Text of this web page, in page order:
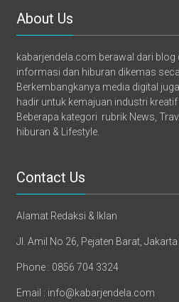
About Us
kabarjendela.com berawal dari blog
informasi dan hiburan dikemas
Berkembangkanya media digital
hadir untuk kemajuan industri kreatif
Beberapa kategori rubrik News,
hiburan & Lifestyle.
Contact Us
Alamat Redaksi & Iklan
Jl. Amil No 26, Pejaten Barat,
Phone : 0856 704 3324
Email : info@kabarjendela.com